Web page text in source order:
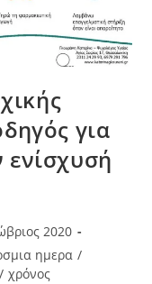
για
ενίσχυσή
2020
ημερα /
/ χρόνος